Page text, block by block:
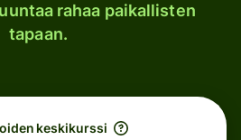
rahaa paikallisten
tapaan.
keskikurssi